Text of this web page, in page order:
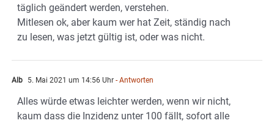
täglich geändert werden, verstehen.
Mitlesen ok, aber kaum wer hat Zeit, ständig nach
zu lesen, was jetzt gültig ist, oder was nicht.
Alb 5. Mai 2021 um 14:56 Uhr - Antworten
Alles würde etwas leichter werden, wenn wir nicht,
kaum dass die Inzidenz unter 100 fällt, sofort alle